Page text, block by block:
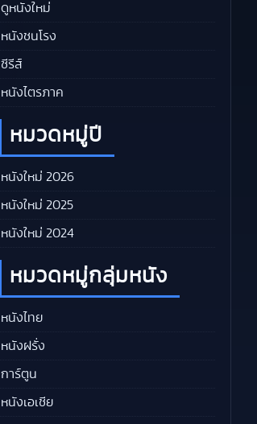
ดูหนังใหม่
หนังชนโรง
ซีรีส์
หนังไตรภาค
หมวดหมู่ปี
หนังใหม่ 2026
หนังใหม่ 2025
หนังใหม่ 2024
หมวดหมู่กลุ่มหนัง
หนังไทย
หนังฝรั่ง
การ์ตูน
หนังเอเชีย